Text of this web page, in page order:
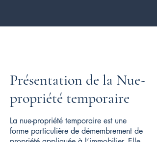
Présentation de la Nue-
propriété temporaire
La nue-propriété temporaire est une
forme particulière de démembrement de